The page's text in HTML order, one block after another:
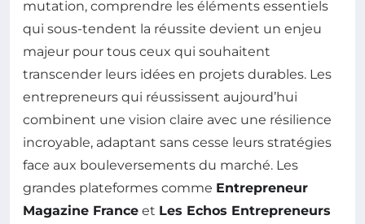
mutation, comprendre les éléments essentiels
qui sous-tendent la réussite devient un enjeu
majeur pour tous ceux qui souhaitent
transcender leurs idées en projets durables. Les
entrepreneurs qui réussissent aujourd’hui
combinent une vision claire avec une résilience
incroyable, adaptant sans cesse leurs stratégies
face aux bouleversements du marché. Les
grandes plateformes comme Entrepreneur
Magazine France et Les Echos Entrepreneurs